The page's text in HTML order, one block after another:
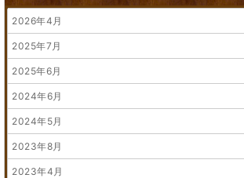
2026年4月
2025年7月
2025年6月
2024年6月
2024年5月
2023年8月
2023年4月